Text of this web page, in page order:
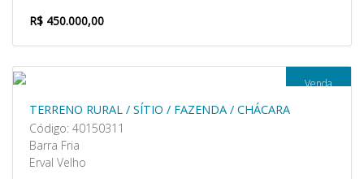
R$ 450.000,00
Venda
TERRENO RURAL / SÍTIO / FAZENDA / CHÁCARA
Código: 40150311
Barra Fria
Erval Velho